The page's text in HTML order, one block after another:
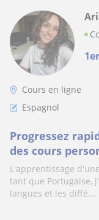
Cours en ligne
Espagnol
Progressez
des cours
L'apprentissage
tant que Portugaise,
langues et les diffé...